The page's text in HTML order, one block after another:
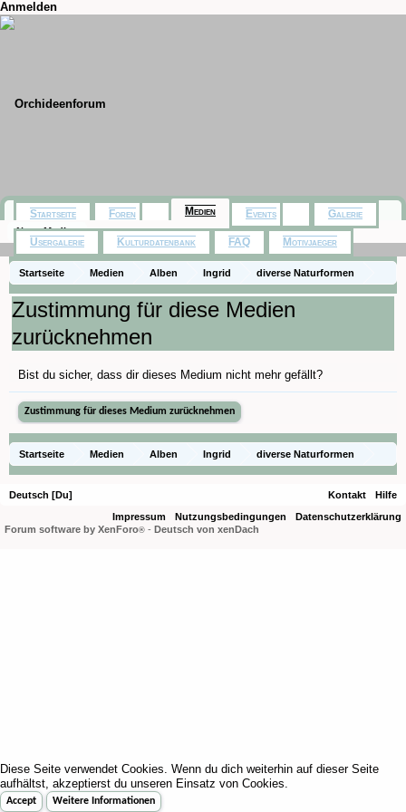
Anmelden
Startseite Medien Alben Ingrid
diverse Naturformen
Coelogyne cristata
Zustimmung für diese Medien
zurücknehmen
Bist du sicher, dass dir dieses Medium nicht mehr gefällt?
Startseite Medien Alben Ingrid
diverse Naturformen
Coelogyne cristata
Startseite Foren Medien
Neue Medien
Events Galerie
Usergalerie Kulturdatenbank FAQ Motivjaeger
Deutsch [Du] Kontakt
Hilfe
Impressum
Nutzungsbedingungen
Datenschutzerklärung
Forum software by XenForo® - Deutsch von xenDach
Diese Seite verwendet Cookies. Wenn du dich weiterhin auf dieser Seite
aufhältst, akzeptierst du unseren Einsatz von Cookies.
Accept Weitere Informationen